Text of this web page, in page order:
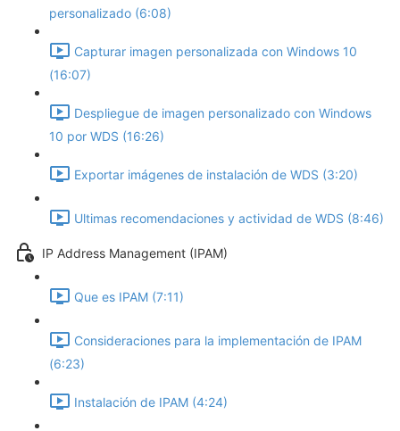
personalizado (6:08)
Capturar imagen personalizada con Windows 10
(16:07)
Despliegue de imagen personalizado con Windows
10 por WDS (16:26)
Exportar imágenes de instalación de WDS (3:20)
Ultimas recomendaciones y actividad de WDS (8:46)
IP Address Management (IPAM)
Que es IPAM (7:11)
Consideraciones para la implementación de IPAM
(6:23)
Instalación de IPAM (4:24)